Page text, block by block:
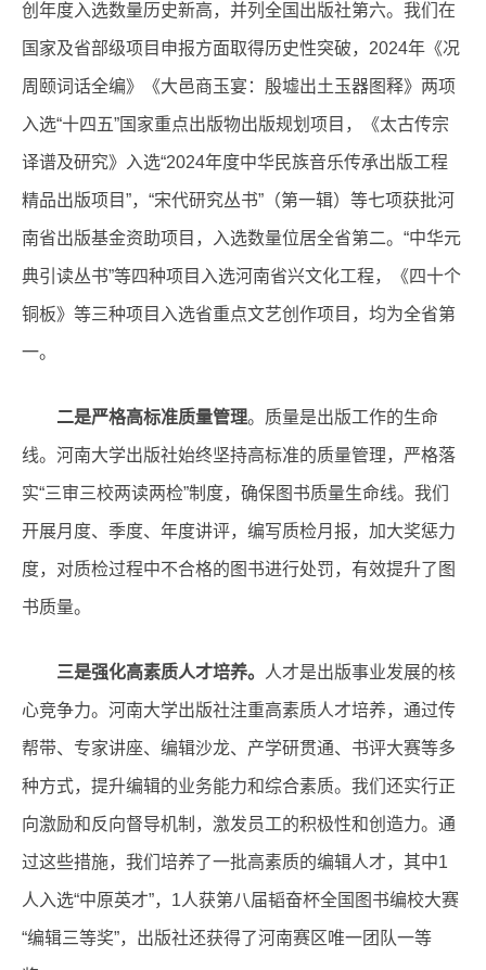
创年度入选数量历史新高，并列全国出版社第六。我们在
国家及省部级项目申报方面取得历史性突破，2024年《况
周颐词话全编》《大邑商玉宴：殷墟出土玉器图释》两项
入选“十四五”国家重点出版物出版规划项目，《太古传宗
译谱及研究》入选“2024年度中华民族音乐传承出版工程
精品出版项目”，“宋代研究丛书”（第一辑）等七项获批河
南省出版基金资助项目，入选数量位居全省第二。“中华元
典引读丛书”等四种项目入选河南省兴文化工程，《四十个
铜板》等三种项目入选省重点文艺创作项目，均为全省第
一。
二是严格高标准质量管理。质量是出版工作的生命
线。河南大学出版社始终坚持高标准的质量管理，严格落
实“三审三校两读两检”制度，确保图书质量生命线。我们
开展月度、季度、年度讲评，编写质检月报，加大奖惩力
度，对质检过程中不合格的图书进行处罚，有效提升了图
书质量。
三是强化高素质人才培养。 人才是出版事业发展的核
心竞争力。河南大学出版社注重高素质人才培养，通过传
帮带、专家讲座、编辑沙龙、产学研贯通、书评大赛等多
种方式，提升编辑的业务能力和综合素质。我们还实行正
向激励和反向督导机制，激发员工的积极性和创造力。通
过这些措施，我们培养了一批高素质的编辑人才，其中1
人入选“中原英才”，1人获第八届韬奋杯全国图书编校大赛
“编辑三等奖”，出版社还获得了河南赛区唯一团队一等